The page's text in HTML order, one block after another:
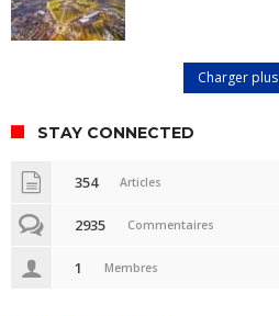
Charger plus
STAY CONNECTED
354 Articles
2935 Commentaires
1 Membres